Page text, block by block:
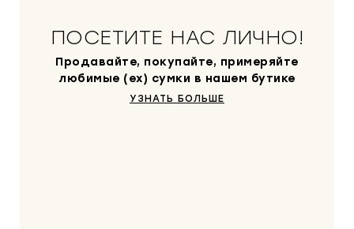
ПОСЕТИТЕ НАС ЛИЧНО!
Продавайте, покупайте, примеряйте
любимые (ex) сумки в нашем бутике
УЗНАТЬ БОЛЬШЕ